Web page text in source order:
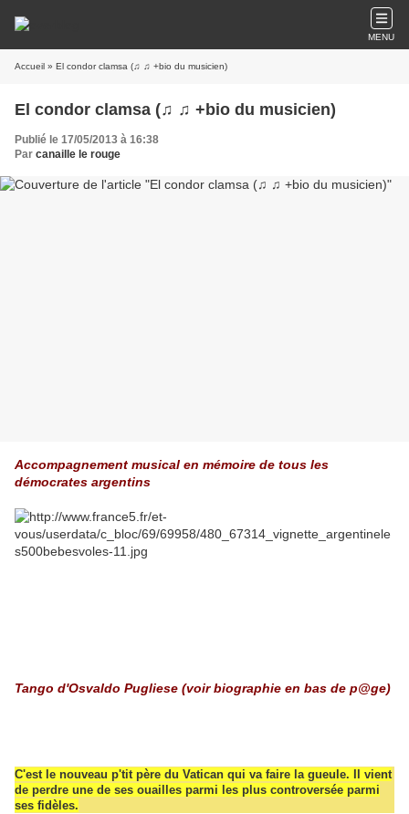
MENU
Accueil » El condor clamsa (♫ ♫ +bio du musicien)
El condor clamsa (♫ ♫ +bio du musicien)
Publié le 17/05/2013 à 16:38
Par canaille le rouge
Accompagnement musical en mémoire de tous les
démocrates argentins
Tango d'Osvaldo Pugliese (voir biographie en bas de p@ge)
C'est le nouveau p'tit père du Vatican qui va faire la gueule. Il vient
de perdre une de ses ouailles parmi les plus controversée parmi
ses fidèles.